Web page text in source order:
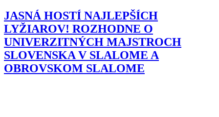
JASNÁ HOSTÍ NAJLEPŠÍCH
LYŽIAROV! ROZHODNE O
UNIVERZITNÝCH MAJSTROCH
SLOVENSKA V SLALOME A
OBROVSKOM SLALOME